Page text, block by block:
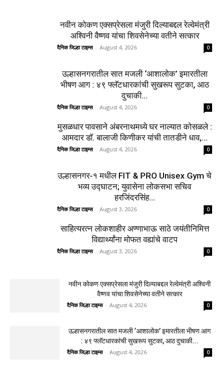
नवीन कोकण एक्सप्रेसला मंजुरी दिल्याबद्दल रेल्वेमंत्री
अश्विनी वैष्णव यांचा शिवसेनेच्या वतीने सत्कार
दैनिक जिल्हा टाइम्स - August 4, 2026 0
उल्हासनगरातील सात मजली ‘आशालोक’ इमारतीला
भीषण आग : ४९ फ्लॅटधारकांची सुखरूप सुटका, आठ
दुचाकी...
दैनिक जिल्हा टाइम्स - August 4, 2026 0
मुसळधार पावसाने अंबरनाथमध्ये घर नाल्यात कोसळले :
आमदार डॉ. बालाजी किणीकर यांची तातडीने धाव,...
दैनिक जिल्हा टाइम्स - August 4, 2026 0
उल्हासनगर-१ मधील FIT & PRO Unisex Gym चे
भव्य उद्घाटन; युवासेना लोकसभा सचिव
हरजिंदरसिंह...
दैनिक जिल्हा टाइम्स - August 3, 2026 0
साहित्यरत्न लोकशाहीर अण्णाभाऊ साठे जयंतीनिमित्त
विद्यार्थ्यांना मोफत वह्यांचे वाटप
दैनिक जिल्हा टाइम्स - August 3, 2026 0
नवीन कोकण एक्सप्रेसला मंजुरी दिल्याबद्दल रेल्वेमंत्री अश्विनी
वैष्णव यांचा शिवसेनेच्या वतीने सत्कार
दैनिक जिल्हा टाइम्स - August 4, 2026 0
उल्हासनगरातील सात मजली ‘आशालोक’ इमारतीला भीषण आग
: ४९ फ्लॅटधारकांची सुखरूप सुटका, आठ दुचाकी...
दैनिक जिल्हा टाइम्स - August 4, 2026 0